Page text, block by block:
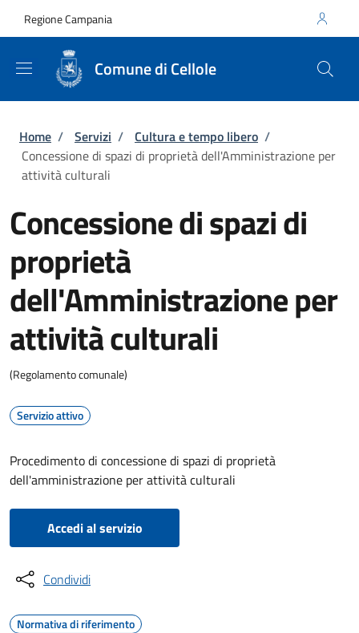
Regione Campania
Comune di Cellole
Briciole di pane
Home / Servizi / Cultura e tempo libero /
Concessione di spazi di proprietà dell'Amministrazione per
attività culturali
Concessione di spazi di
proprietà
dell'Amministrazione per
attività culturali
(Regolamento comunale)
Servizio attivo
Procedimento di concessione di spazi di proprietà
dell'amministrazione per attività culturali
Accedi al servizio
Condividi
Normativa di riferimento